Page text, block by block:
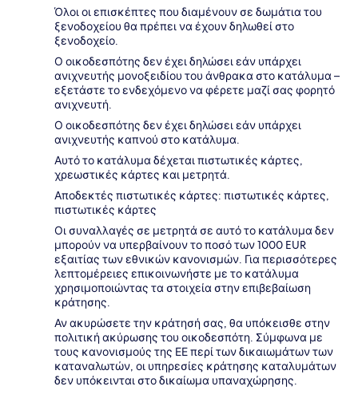
Όλοι οι επισκέπτες που διαμένουν σε δωμάτια του
ξενοδοχείου θα πρέπει να έχουν δηλωθεί στο
ξενοδοχείο.
Ο οικοδεσπότης δεν έχει δηλώσει εάν υπάρχει
ανιχνευτής μονοξειδίου του άνθρακα στο κατάλυμα –
εξετάστε το ενδεχόμενο να φέρετε μαζί σας φορητό
ανιχνευτή.
Ο οικοδεσπότης δεν έχει δηλώσει εάν υπάρχει
ανιχνευτής καπνού στο κατάλυμα.
Αυτό το κατάλυμα δέχεται πιστωτικές κάρτες,
χρεωστικές κάρτες και μετρητά.
Αποδεκτές πιστωτικές κάρτες: πιστωτικές κάρτες,
πιστωτικές κάρτες
Οι συναλλαγές σε μετρητά σε αυτό το κατάλυμα δεν
μπορούν να υπερβαίνουν το ποσό των 1000 EUR
εξαιτίας των εθνικών κανονισμών. Για περισσότερες
λεπτομέρειες επικοινωνήστε με το κατάλυμα
χρησιμοποιώντας τα στοιχεία στην επιβεβαίωση
κράτησης.
Αν ακυρώσετε την κράτησή σας, θα υπόκεισθε στην
πολιτική ακύρωσης του οικοδεσπότη. Σύμφωνα με
τους κανονισμούς της ΕΕ περί των δικαιωμάτων των
καταναλωτών, οι υπηρεσίες κράτησης καταλυμάτων
δεν υπόκεινται στο δικαίωμα υπαναχώρησης.